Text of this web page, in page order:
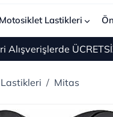
Motosiklet Lastikleri
ÜCRETSİZ
Mitas